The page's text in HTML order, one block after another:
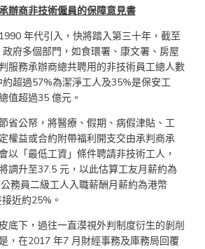
辦商非技術僱員的保障意見書
年代引入，快將踏入第三十年，截至
府多個部門，如食環署、康文署、房屋
服務承辦商總共聘用的非技術員工總人數
超過57%為潔淨工人及35%是保安工
值超過35 億元。
省公帑，將醫療、假期、病假津貼、工
權益或合約附帶福利開支交由承判商承
以「最低工資」條件聘請非技術工人，
調升至37.5 元，以此估算工友月薪約為
務員二級工人入職薪酬月薪約為港幣
近約25%。
底下，過往一直漠視外判制度衍生的剝削
，在2017 年7 月財經事務及庫務局回覆